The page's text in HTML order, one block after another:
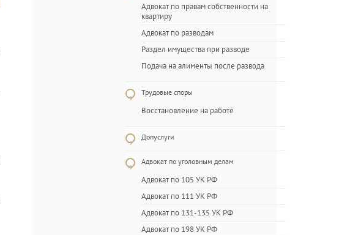
Адвокат по правам собственности на
квартиру
Адвокат по разводам
Раздел имущества при разводе
Подача на алименты после развода
Трудовые споры
Восстановление на работе
Допуслуги
Адвокат по уголовным делам
Адвокат по 105 УК РФ
Адвокат по 111 УК РФ
Адвокат по 131-135 УК РФ
Адвокат по 198 УК РФ